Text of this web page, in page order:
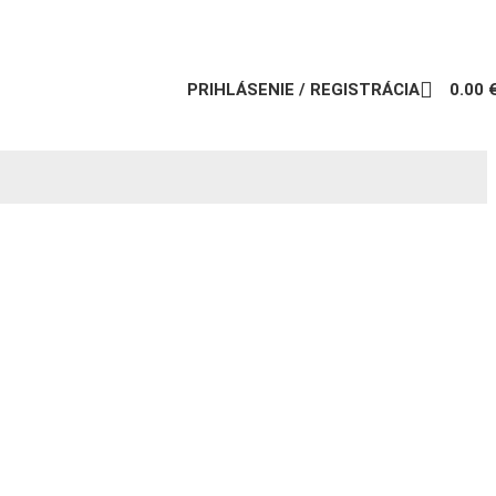
PRIHLÁSENIE / REGISTRÁCIA 0.00